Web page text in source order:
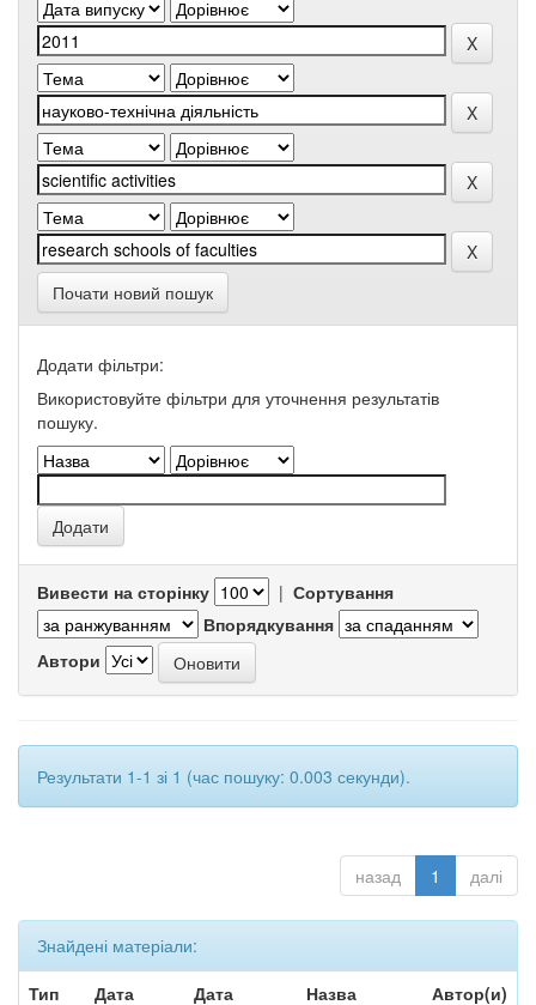
Почати новий пошук
Додати фільтри:
Використовуйте фільтри для уточнення результатів
пошуку.
Вивести на сторінку | Сортування
Впорядкування
Автори
Результати 1-1 зі 1 (час пошуку: 0.003 секунди).
назад 1 далі
Знайдені матеріали:
Тип
Дата
Дата
Назва Автор(и)